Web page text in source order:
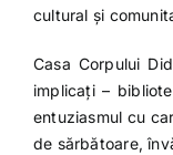
cultural și
Casa Corpului
implicați –
entuziasmul cu
de sărbătoare,